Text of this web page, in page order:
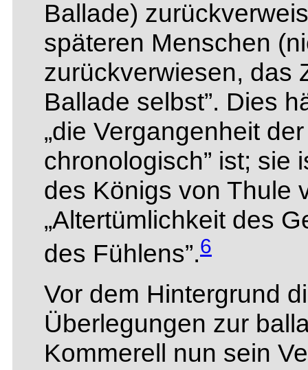
Ballade)
späteren Menschen
zurückverwiesen, das
Ballade selbst”. Dies
„die Vergangenheit
chronologisch” ist; sie
des Königs von Thule
„Altertümlichkeit des
des Fühlens”.6
Vor dem Hintergrund
Überlegungen zur
Kommerell nun sein